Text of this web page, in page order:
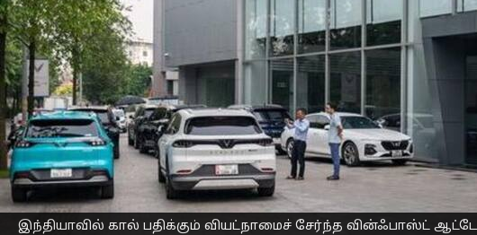
இந்தியாவில் கால் பதிக்கும் வியட்நாமைச் சேர்ந்த வின்ஃபாஸ்ட்
செய்தி முன்னோட்டம்
அமெரிக்காமற்றும் ஐரோப்பாவைத் தொடர்ந்து
எலெக்ட்ரிக் கார் தயாரிப்பு நிறுவனமான
திட்டமிட்டு வருகிறது அந்நிறுவனம்.
உலகளவில் டெஸ்லா மற்றும்
நிறுவனங்கள் பட்டியலில் மூன்றாவது இடத்தில்
அமெரிக்க பங்குச்சந்தையான நாஸ்டாக்கில்
பெற்றிருக்கிறது வின்ஃபாஸ்ட். இந்த ஆண்டு
டெலிவரி செய்தது அந்நிறுவனம்.